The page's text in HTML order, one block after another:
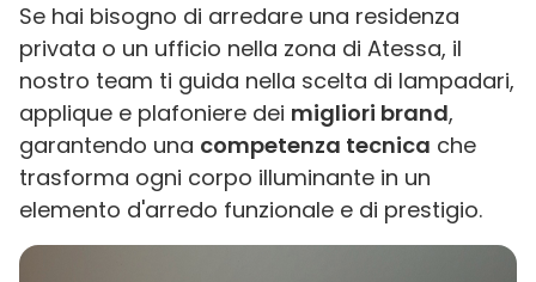
Se hai bisogno di arredare una residenza
privata o un ufficio nella zona di Atessa, il
nostro team ti guida nella scelta di lampadari,
applique e plafoniere dei migliori brand,
garantendo una competenza tecnica che
trasforma ogni corpo illuminante in un
elemento d'arredo funzionale e di prestigio.